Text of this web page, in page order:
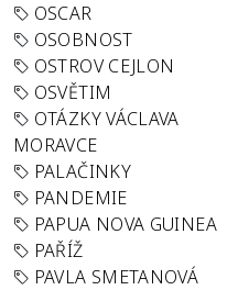
OSCAR
OSOBNOST
OSTROV CEJLON
OSVĚTIM
OTÁZKY VÁCLAVA
MORAVCE
PALAČINKY
PANDEMIE
PAPUA NOVA GUINEA
PAŘÍŽ
PAVLA SMETANOVÁ